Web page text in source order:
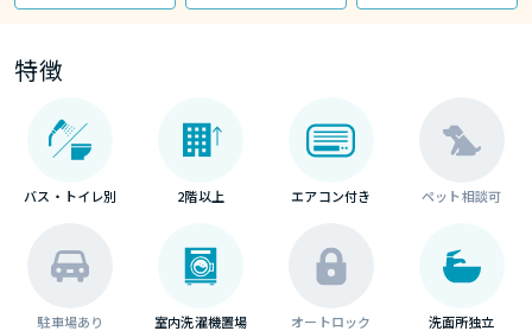
特徴
バス・トイレ別 2階以上 エアコン付き ペット相談可
駐車場あり 室内洗濯機置場 オートロック 洗面所独立